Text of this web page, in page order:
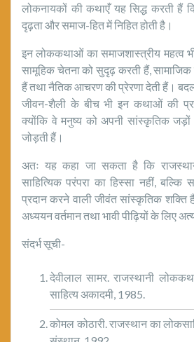
लोकनायकों की कथाएँ यह सिद्ध करती हैं
दृढ़ता और समाज-हित में निहित होती है।
इन लोककथाओं का समाजशास्त्रीय महत्व
सामूहिक चेतना को सुदृढ़ करती हैं, सामाजिक
हैं तथा नैतिक आचरण की प्रेरणा देती हैं।
जीवन-शैली के बीच भी इन कथाओं की
क्योंकि वे मनुष्य को अपनी सांस्कृतिक
जोड़ती हैं।
अतः यह कहा जा सकता है कि
साहित्यिक परंपरा का हिस्सा नहीं, बल्कि
प्रदान करने वाली जीवंत सांस्कृतिक
अध्ययन वर्तमान तथा भावी पीढ़ियों के लिए
संदर्भ सूची-
देवीलाल सामर. राजस्थानी
साहित्य अकादमी, 1985.
कोमल कोठारी. राजस्थान का